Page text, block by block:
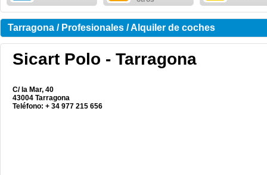
Tarragona / Profesionales / Alquiler de coches
Sicart Polo - Tarragona
C/ la Mar, 40
43004 Tarragona
Teléfono: + 34 977 215 656